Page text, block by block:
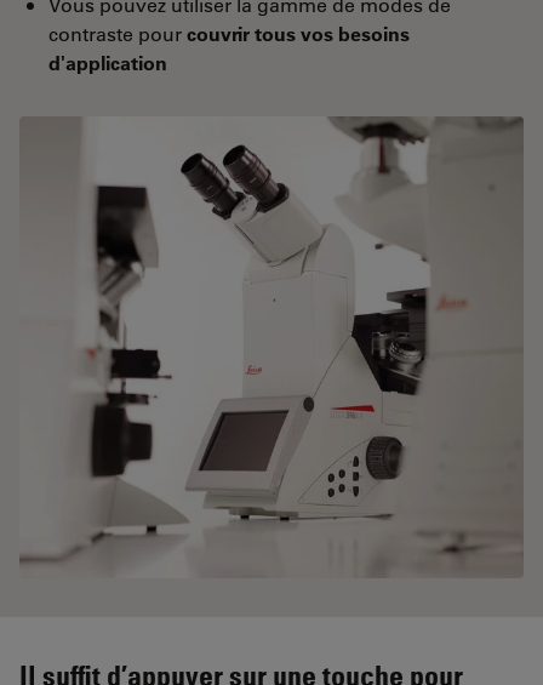
contraste pourcouvrir tous vos besoins
d'application
Il suffit d’appuyer sur une touche pour